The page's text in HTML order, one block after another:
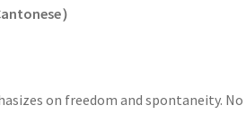
）
on freedom and spontaneity. No